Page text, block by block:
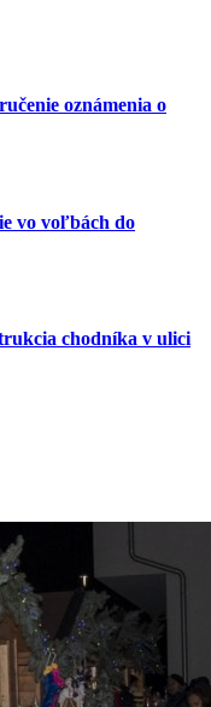
oznámenia o
vo voľbách do
chodníka v ulici